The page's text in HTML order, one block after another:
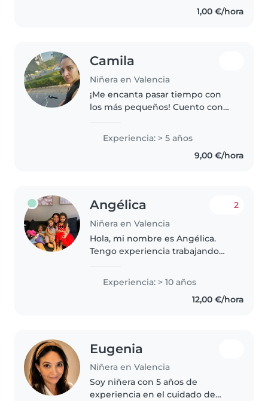
1,00 €/hora
Camila
Niñera en Valencia
¡Me encanta pasar tiempo con
los más pequeños! Cuento con
cuidando niños desde los
primeros pasos hasta los grados
escolares. Me encanta dibujar,
Experiencia: > 5 años
9,00 €/hora
Angélica
Niñera en Valencia
2
Hola, mi nombre es Angélica.
Tengo experiencia trabajando
infantil. He trabajado en una
escuela, lo que me permitió
Experiencia: > 10 años
12,00 €/hora
Eugenia
Niñera en Valencia
Soy niñera con 5 años de
experiencia en el cuidado de